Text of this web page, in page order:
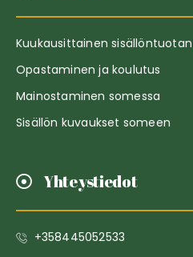
Kuukausittainen
Opastaminen ja koulutus
Mainostaminen somessa
Sisällön kuvaukset someen
Yhteystiedot
+358445052533